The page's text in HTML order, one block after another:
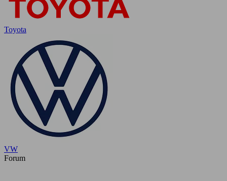
Toyota
VW
Forum